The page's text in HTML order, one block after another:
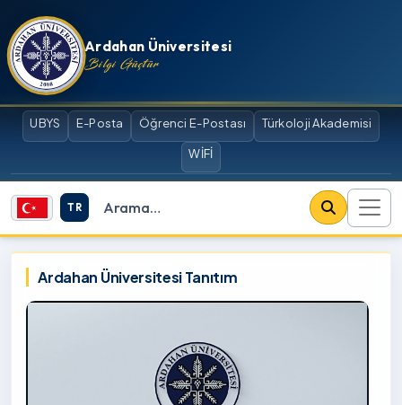
İçeriğe atla
Ardahan Üniversitesi
Bilgi Güçtür
UBYS E-Posta Öğrenci E-Postası Türkoloji Akademisi
WİFİ
TR
Site içi arama
Ardahan Üniversitesi
Ardahan Üniversitesi Tanıtım